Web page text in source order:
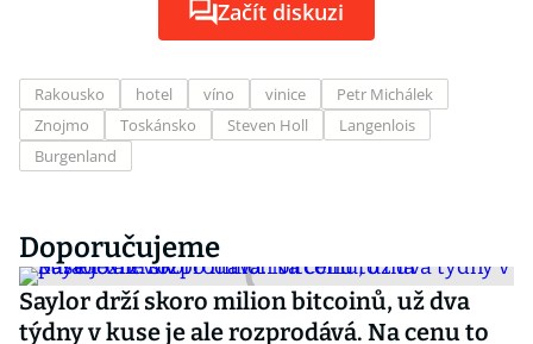
Začít diskuzi
Rakousko hotel víno vinice
Petr Michálek
Znojmo
Toskánsko Steven Holl
Langenlois
Burgenland
Doporučujeme
Saylor drží skoro milion bitcoinů, už dva
týdny v kuse je ale rozprodává. Na cenu to